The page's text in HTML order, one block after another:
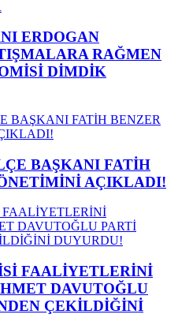
ERDOGAN
RAĞMEN
DİMDİK
BAŞKANI FATİH
AÇIKLADI!
FAALİYETLERİNİ
DAVUTOĞLU
ÇEKİLDİĞİNİ